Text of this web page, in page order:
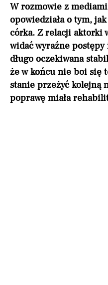
W rozmowie z mediami
opowiedziała o tym,
córka. Z relacji aktorki
widać wyraźne
długo oczekiwana
że w końcu nie boi się
stanie przeżyć kolejną
poprawę miała